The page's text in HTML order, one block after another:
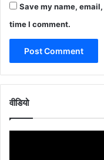
Save my name,
time I comment.
वीडियो